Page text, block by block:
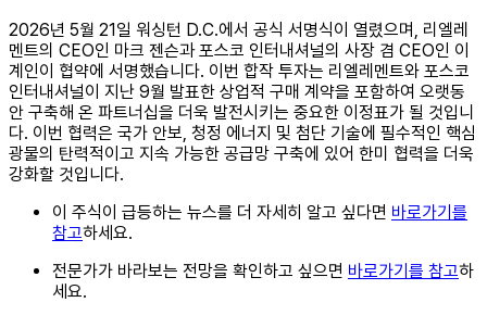
2026년 5월 21일 워싱턴 D.C.에서 공식 서명식이 열렸으며, 리엘레
멘트의 CEO인 마크 젠슨과 포스코 인터내셔널의 사장 겸 CEO인 이
계인이 협약에 서명했습니다. 이번 합작 투자는 리엘레멘트와 포스코
인터내셔널이 지난 9월 발표한 상업적 구매 계약을 포함하여 오랫동
안 구축해 온 파트너십을 더욱 발전시키는 중요한 이정표가 될 것입니
다. 이번 협력은 국가 안보, 청정 에너지 및 첨단 기술에 필수적인 핵심
광물의 탄력적이고 지속 가능한 공급망 구축에 있어 한미 협력을 더욱
강화할 것입니다.
이 주식이 급등하는 뉴스를 더 자세히 알고 싶다면 바로가기를
참고하세요.
전문가가 바라보는 전망을 확인하고 싶으면 바로가기를 참고하
세요.